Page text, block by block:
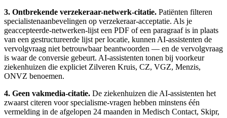
3. Ontbrekende verzekeraar-netwerk-citatie. Patiënten filteren
specialistenaanbevelingen op verzekeraar-acceptatie. Als je
geaccepteerde-netwerken-lijst een PDF of een paragraaf is in plaats
van een gestructureerde lijst per locatie, kunnen AI-assistenten de
vervolgvraag niet betrouwbaar beantwoorden — en de vervolgvraag
is waar de conversie gebeurt. AI-assistenten tonen bij voorkeur
ziekenhuizen die expliciet Zilveren Kruis, CZ, VGZ, Menzis,
ONVZ benoemen.
4. Geen vakmedia-citatie. De ziekenhuizen die AI-assistenten het
zwaarst citeren voor specialisme-vragen hebben minstens één
vermelding in de afgelopen 24 maanden in Medisch Contact, Skipr,